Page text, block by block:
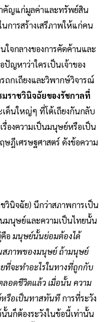
คัญแก่มูลค่าและทรัพย์สิน
การสร้างเสรีภาพให้แก่คน
ใจกลางของการคัดค้านและ
ปัญหาว่าใครเป็นเจ้าของ
กเถียงและวิพากษ์วิจารณ์
ราชวินิจฉัยของรัชกาลที่
ด็นใหญ่ๆ ที่โต้เถียงกันกลับ
องความเป็นมนุษย์หรือเป็น
ฎีเศรษฐศาสตร์ ดังข้อความ
วินิจฉัย) นึกว่าสภาพการเป็น
มนุษย์และความเป็นไทยนั้น
อมนุษย์นั้นย่อมต้องได้
สภาพของมนุษย์ ถ้ามนุษย์
ที่จะทำอะไรในทางที่ถูกกับ
ลอดชีวิตแล้ว เมื่อนั้น ความ
รือเป็นทาสทันทีการที่ระวัง
นก็ต้องระวังในข้อนี้เท่านั้น